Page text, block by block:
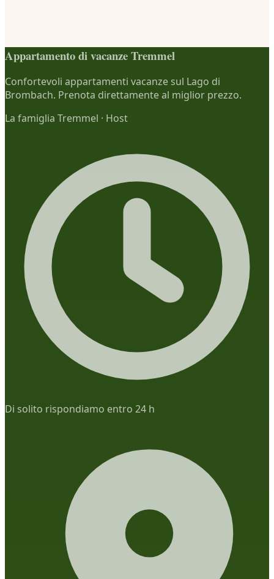
Appartamento di vacanze Tremmel
Confortevoli appartamenti vacanze sul Lago di
Brombach. Prenota direttamente al miglior prezzo.
La famiglia Tremmel · Host
Di solito rispondiamo entro 24 h